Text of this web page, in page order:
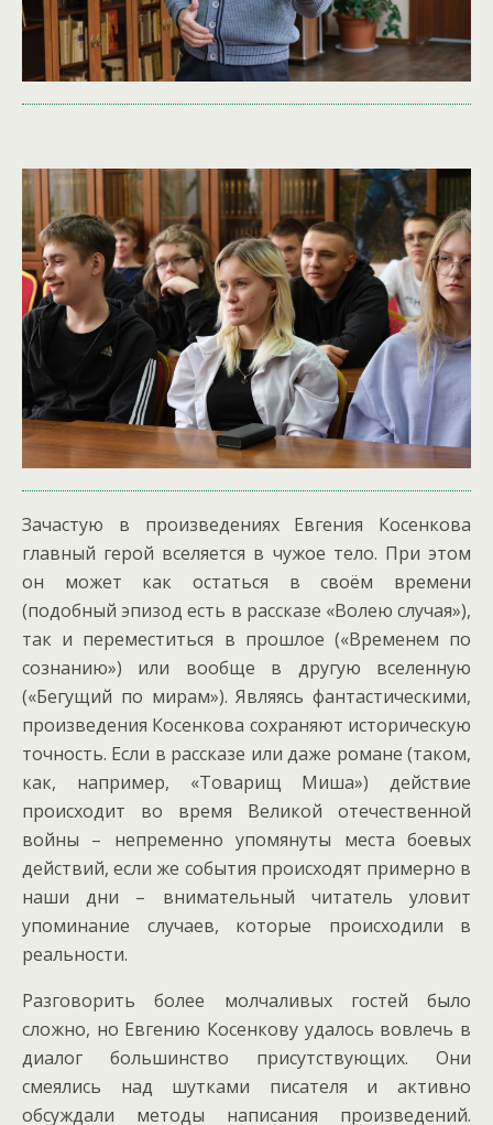
Зачастую в произведениях Евгения Косенкова
главный герой вселяется в чужое тело. При этом
он может как остаться в своём времени
(подобный эпизод есть в рассказе «Волею случая»),
так и переместиться в прошлое («Временем по
сознанию») или вообще в другую вселенную
(«Бегущий по мирам»). Являясь фантастическими,
произведения Косенкова сохраняют историческую
точность. Если в рассказе или даже романе (таком,
как, например, «Товарищ Миша») действие
происходит во время Великой отечественной
войны – непременно упомянуты места боевых
действий, если же события происходят примерно в
наши дни – внимательный читатель уловит
упоминание случаев, которые происходили в
реальности.
Разговорить более молчаливых гостей было
сложно, но Евгению Косенкову удалось вовлечь в
диалог большинство присутствующих. Они
смеялись над шутками писателя и активно
обсуждали методы написания произведений.